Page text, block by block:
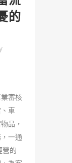
的
審核
車
品，
一通
營的